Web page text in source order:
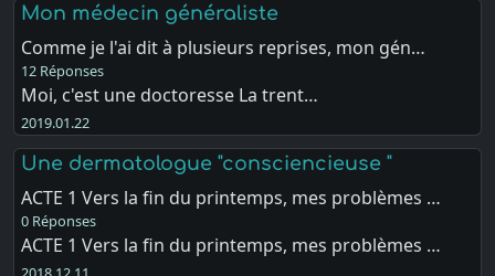
Mon médecin généraliste
Comme je l'ai dit à plusieurs reprises, mon gén…
12 Réponses
Moi, c'est une doctoresse La trent…
2019.01.22
Une dermatologue "consciencieuse "
ACTE 1 Vers la fin du printemps, mes problèmes …
0 Réponses
ACTE 1 Vers la fin du printemps, mes problèmes …